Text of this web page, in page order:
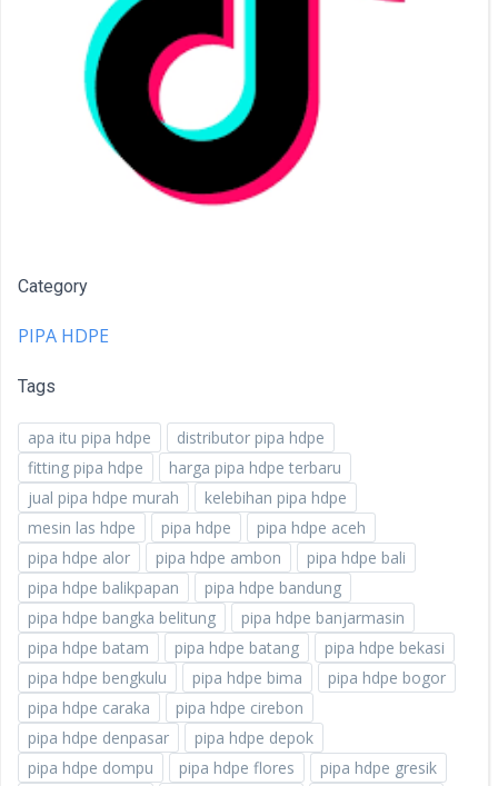
Category
PIPA HDPE
Tags
apa itu pipa hdpe
distributor pipa hdpe
fitting pipa hdpe
harga pipa hdpe terbaru
jual pipa hdpe murah
kelebihan pipa hdpe
mesin las hdpe
pipa hdpe
pipa hdpe aceh
pipa hdpe alor
pipa hdpe ambon
pipa hdpe bali
pipa hdpe balikpapan
pipa hdpe bandung
pipa hdpe bangka belitung
pipa hdpe banjarmasin
pipa hdpe batam
pipa hdpe batang
pipa hdpe bekasi
pipa hdpe bengkulu
pipa hdpe bima
pipa hdpe bogor
pipa hdpe caraka
pipa hdpe cirebon
pipa hdpe denpasar
pipa hdpe depok
pipa hdpe dompu
pipa hdpe flores
pipa hdpe gresik